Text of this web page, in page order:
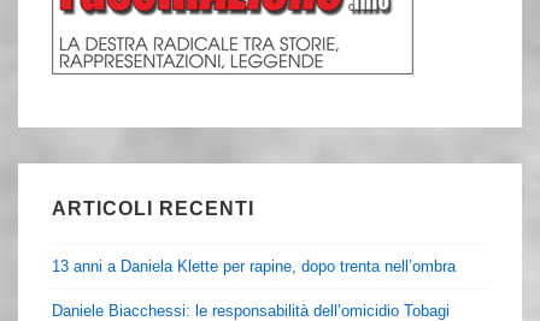
ARTICOLI RECENTI
13 anni a Daniela Klette per rapine, dopo trenta nell’ombra
Daniele Biacchessi: le responsabilità dell’omicidio Tobagi